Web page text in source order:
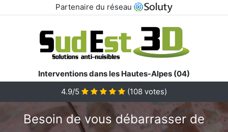
Partenaire du réseau
Interventions dans les Hautes-Alpes (04)
4.9/5 (108 votes)
Besoin de vous débarrasser de